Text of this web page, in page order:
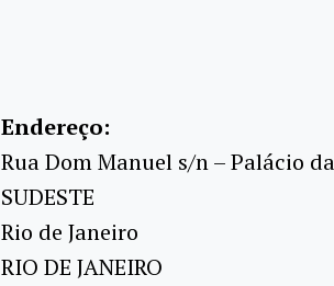
Endereço:
Rua Dom Manuel s/n – Palácio
SUDESTE
Rio de Janeiro
RIO DE JANEIRO